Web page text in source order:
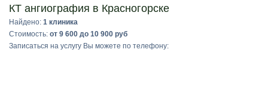
КТ ангиография в Красногорске
Найдено: 1 клиника
Стоимость: от 9 600 до 10 900 руб
Записаться на услугу Вы можете по телефону: